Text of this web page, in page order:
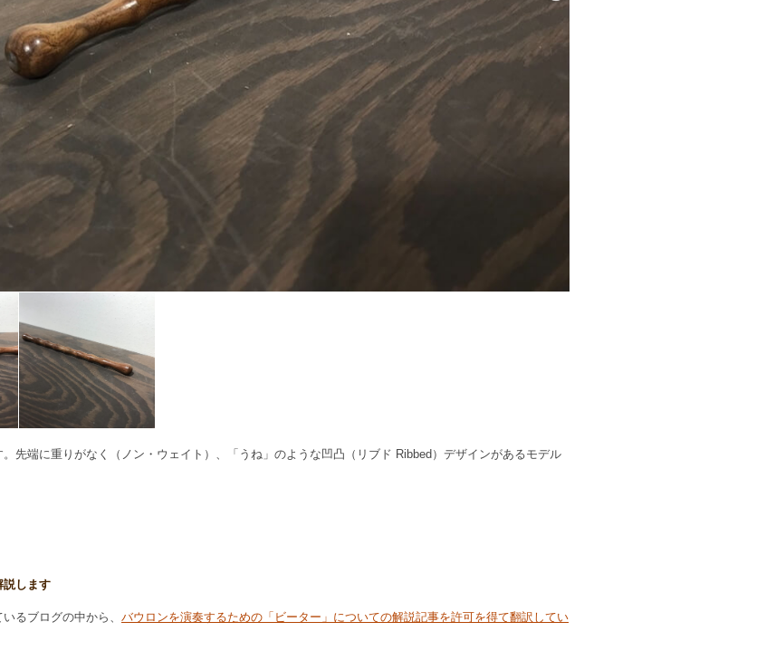
先端に重りがなく（ノン・ウェイト）、「うね」のような凹凸（リブド Ribbed）デザインがあるモデル
説します
るブログの中から、 バウロンを演奏するための「ビーター」についての解説記事を許可を得て翻訳してい